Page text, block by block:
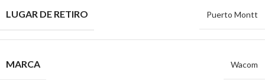
LUGAR DE RETIRO Puerto Montt
MARCA Wacom